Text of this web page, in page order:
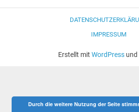
IMPRESSUM
Erstellt mit WordPressund
Durch die weitere Nutzung der Seite